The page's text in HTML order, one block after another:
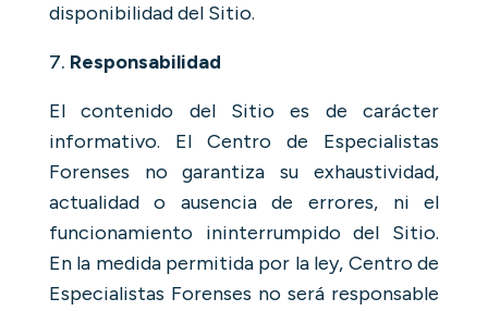
disponibilidad del Sitio.
Responsabilidad
El contenido del Sitio es de carácter
informativo. El Centro de Especialistas
Forenses no garantiza su exhaustividad,
actualidad o ausencia de errores, ni el
funcionamiento ininterrumpido del Sitio.
En la medida permitida por la ley, Centro de
Especialistas Forenses no será responsable